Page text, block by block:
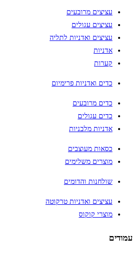
עציצים מרובעים
עציצים עגולים
עציצים ואדניות לתליה
אדניות
קערות
כדים ואדניות פרימיום
כדים מרובעים
כדים עגולים
אדניות מלבניות
כסאות מעוצבים
מוצרים משלימים
שולחנות והדומים
עציצים ואדניות טרקוטה
מוצרי קוקוס
עמודים